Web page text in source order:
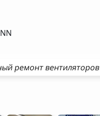
ремонтвентиляторов